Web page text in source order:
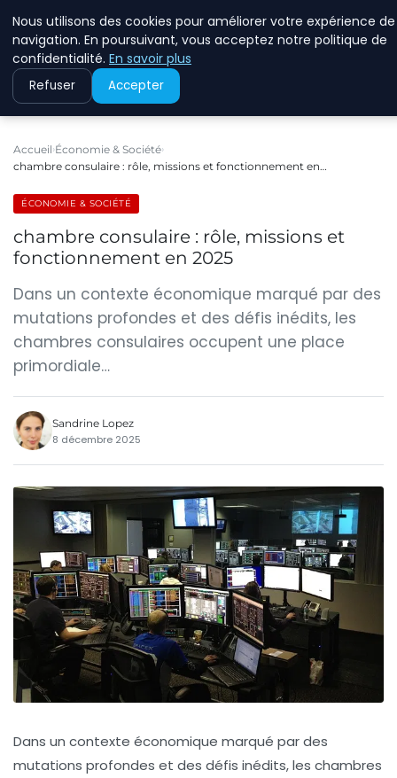
Accueil Économie & Société
chambre consulaire : rôle, missions et fonctionnement en…
ÉCONOMIE & SOCIÉTÉ
chambre consulaire : rôle, missions et
fonctionnement en 2025
Dans un contexte économique marqué par des
mutations profondes et des défis inédits, les
chambres consulaires occupent une place
primordiale…
Sandrine Lopez
8 décembre 2025
Dans un contexte économique marqué par des
mutations profondes et des défis inédits, les chambres
Nous utilisons des cookies pour améliorer votre expérience de
navigation. En poursuivant, vous acceptez notre politique de
confidentialité. En savoir plus
Refuser Accepter